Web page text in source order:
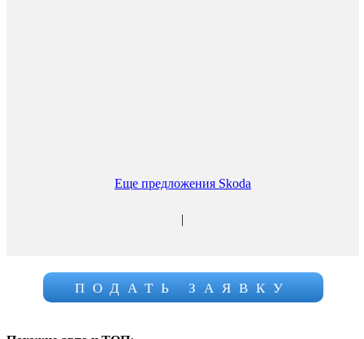
Еще предложения Skoda
|
ПОДАТЬ ЗАЯВКУ